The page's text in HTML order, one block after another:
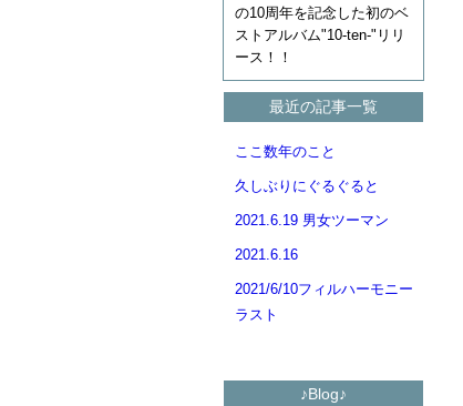
の10周年を記念した初のベ
ストアルバム"10-ten-"リリ
ース！！
最近の記事一覧
ここ数年のこと
久しぶりにぐるぐると
2021.6.19 男女ツーマン
2021.6.16
2021/6/10フィルハーモニー
ラスト
♪Blog♪